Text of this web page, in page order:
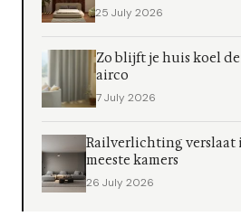
25 July 2026
Zo blijft je huis koel
airco
7 July 2026
Railverlichting verslaat
meeste kamers
26 July 2026